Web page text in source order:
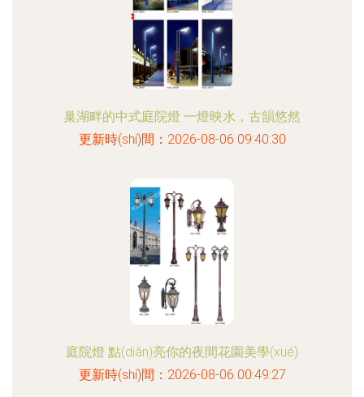
巢湖畔的中式庭院燈 一燈映水，古韻悠然
更新時(shí)間：2026-08-06 09:40:30
庭院燈 點(diǎn)亮你的夜間花園美學(xué)
更新時(shí)間：2026-08-06 00:49:27